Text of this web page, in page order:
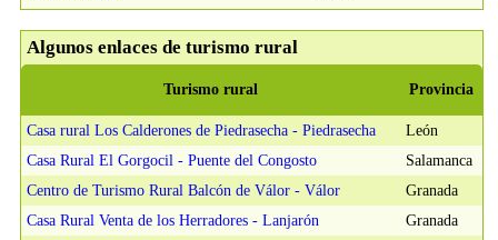
Algunos enlaces de turismo rural
Turismo rural Provincia
Casa rural Los Calderones de Piedrasecha - Piedrasecha
León
Casa Rural El Gorgocil - Puente del Congosto
Salamanca
Centro de Turismo Rural Balcón de Válor - Válor
Granada
Casa Rural Venta de los Herradores - Lanjarón
Granada